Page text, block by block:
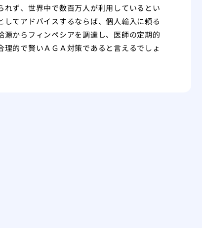
ず、世界中で数百万人が利用しているとい
てアドバイスするならば、個人輸入に頼る
からフィンペシアを調達し、医師の定期的
的で賢いＡＧＡ対策であると言えるでしょ